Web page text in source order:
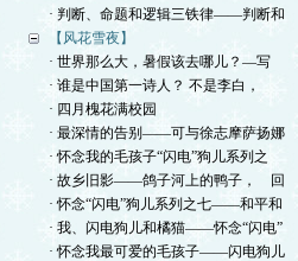
· 判断、命题和逻辑三铁律——判断和
【风花雪夜】
· 世界那么大，暑假该去哪儿？—写
· 谁是中国第一诗人？ 不是李白，
· 四月槐花满校园
· 最深情的告别——可与徐志摩萨扬娜
· 怀念我的毛孩子“闪电”狗儿系列之
· 故乡旧影——鸽子河上的鸭子， 回
· 怀念“闪电”狗儿系列之七——和平和
· 我、闪电狗儿和橘猫——怀念“闪电”
· 怀念我最可爱的毛孩子——闪电狗儿